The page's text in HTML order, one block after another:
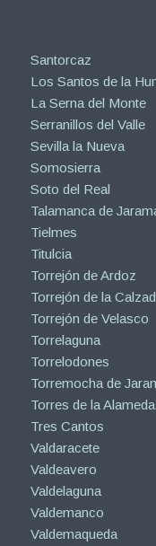
Santorcaz
Los Santos de la
La Serna del Monte
Serranillos del Valle
Sevilla la Nueva
Somosierra
Soto del Real
Talamanca de
Tielmes
Titulcia
Torrejón de Ardoz
Torrejón de la
Torrejón de Velasco
Torrelaguna
Torrelodones
Torremocha de
Torres de la Alameda
Tres Cantos
Valdaracete
Valdeavero
Valdelaguna
Valdemanco
Valdemaqueda